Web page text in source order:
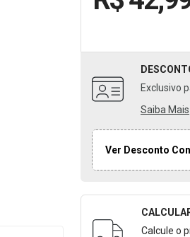
Exclusivo
Saiba Mais
Ver Desconto
Formulário
Calcule o